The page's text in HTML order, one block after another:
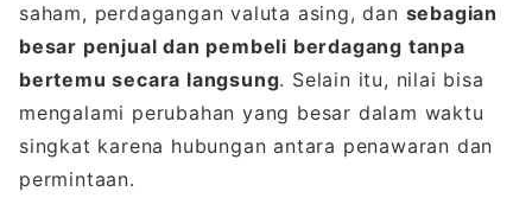
saham, perdagangan valuta asing, dan sebagian
besar penjual dan pembeli berdagang tanpa
bertemu secara langsung. Selain itu, nilai bisa
mengalami perubahan yang besar dalam waktu
singkat karena hubungan antara penawaran dan
permintaan.